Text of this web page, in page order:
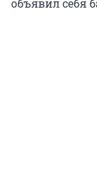
объявил себя